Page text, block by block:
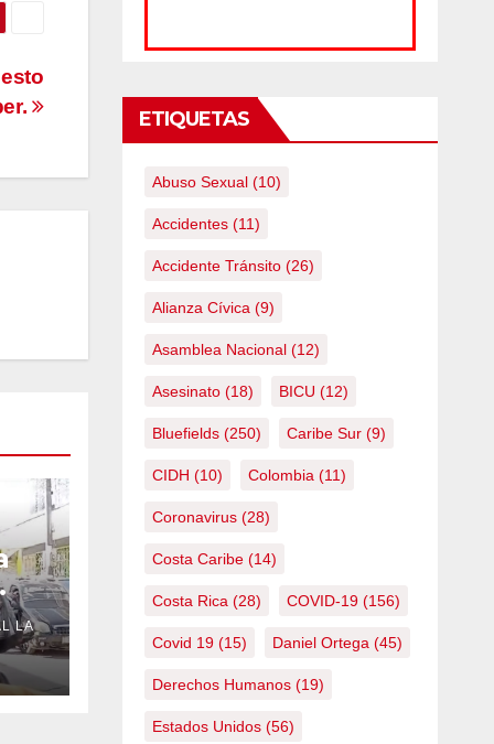
LA
ETIQUETAS
Abuso Sexual(10)
Accidentes(11)
Accidente Tránsito(26)
Alianza Cívica (9)
Asamblea Nacional(12)
Asesinato(18) BICU (12)
Bluefields(250) Caribe Sur(9)
CIDH (10) Colombia (11)
Coronavirus(28)
Costa Caribe(14)
Costa Rica (28) COVID-19(156)
Covid 19(15) Daniel Ortega (45)
Derechos Humanos(19)
Estados Unidos(56)